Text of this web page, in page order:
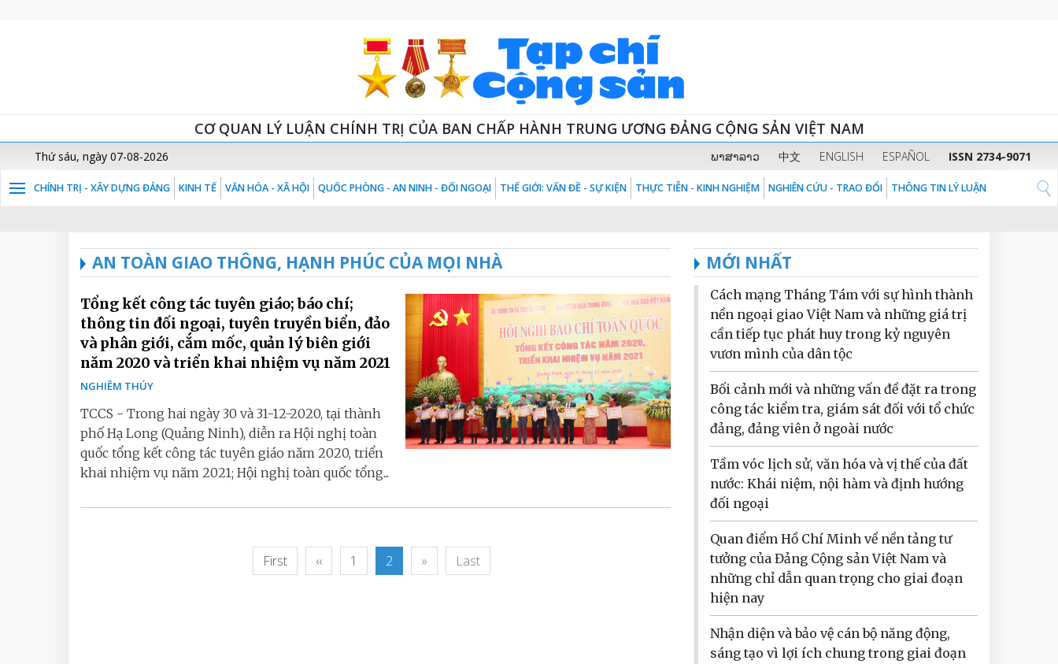
CƠ QUAN LÝ LUẬN CHÍNH TRỊ CỦA BAN CHẤP HÀNH TRUNG ƯƠNG ĐẢNG CỘNG SẢN VIỆT NAM
Thứ sáu, ngày 07-08-2026 ພາສາລາວ 中文 ENGLISH ESPAÑOL ISSN 2734-9071
CHÍNH TRỊ - XÂY DỰNG ĐẢNG KINH TẾ VĂN HÓA - XÃ HỘI QUỐC PHÒNG - AN NINH - ĐỐI NGOẠI THẾ GIỚI: VẤN ĐỀ - SỰ KIỆN THỰC TIỄN - KINH NGHIỆM NGHIÊN CỨU - TRAO ĐỔI THÔNG TIN LÝ LUẬN
AN TOÀN GIAO THÔNG, HẠNH PHÚC CỦA MỌI NHÀ
Tổng kết công tác tuyên giáo; báo chí;
thông tin đối ngoại, tuyên truyền biển, đảo
và phân giới, cắm mốc, quản lý biên giới
năm 2020 và triển khai nhiệm vụ năm 2021
NGHIÊM THÚY
TCCS - Trong hai ngày 30 và 31-12-2020, tại thành
phố Hạ Long (Quảng Ninh), diễn ra Hội nghị toàn
quốc tổng kết công tác tuyên giáo năm 2020, triển
khai nhiệm vụ năm 2021; Hội nghị toàn quốc tổng...
First ‹‹ 1 2 » Last
MỚI NHẤT
Cách mạng Tháng Tám với sự hình thành
nền ngoại giao Việt Nam và những giá trị
cần tiếp tục phát huy trong kỷ nguyên
vươn mình của dân tộc
Bối cảnh mới và những vấn đề đặt ra trong
công tác kiểm tra, giám sát đối với tổ chức
đảng, đảng viên ở ngoài nước
Tầm vóc lịch sử, văn hóa và vị thế của đất
nước: Khái niệm, nội hàm và định hướng
đối ngoại
Quan điểm Hồ Chí Minh về nền tảng tư
tưởng của Đảng Cộng sản Việt Nam và
những chỉ dẫn quan trọng cho giai đoạn
hiện nay
Nhận diện và bảo vệ cán bộ năng động,
sáng tạo vì lợi ích chung trong giai đoạn